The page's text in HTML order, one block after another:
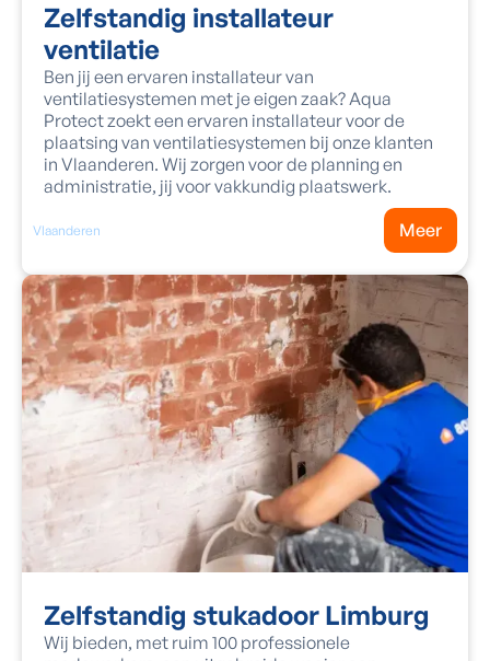
Zelfstandig installateur
ventilatie
Ben jij een ervaren installateur van
ventilatiesystemen met je eigen zaak? Aqua
Protect zoekt een ervaren installateur voor de
plaatsing van ventilatiesystemen bij onze klanten
in Vlaanderen. Wij zorgen voor de planning en
administratie, jij voor vakkundig plaatswerk.
Vlaanderen Meer
Zelfstandig stukadoor Limburg
Wij bieden, met ruim 100 professionele